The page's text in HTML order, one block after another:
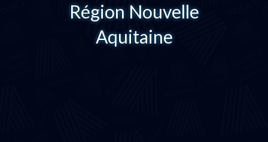
Région Nouvelle
Aquitaine